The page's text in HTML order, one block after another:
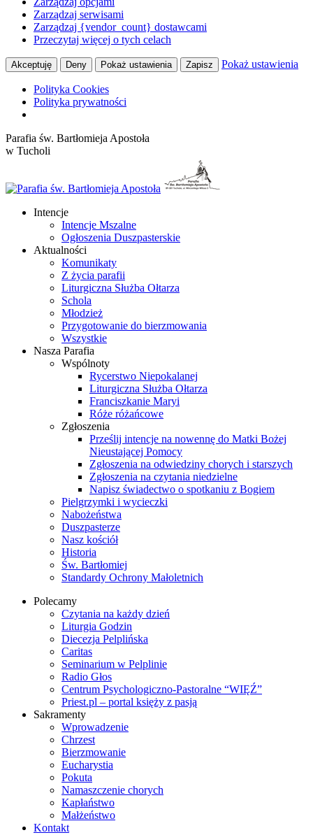
Zarządzaj serwisami
Zarządzaj {vendor_count} dostawcami
Przeczytaj więcej o tych celach
Akceptuję Deny Pokaż ustawienia Zapisz Pokaż ustawienia
Polityka Cookies
Polityka prywatności
Przewiń
do
Parafia św. Bartłomieja Apostoła
w Tucholi
Intencje
Intencje Mszalne
Ogłoszenia Duszpasterskie
Aktualności
Komunikaty
Z życia parafii
Liturgiczna Służba Ołtarza
Schola
Młodzież
Przygotowanie do bierzmowania
Wszystkie
Nasza Parafia
Wspólnoty
Rycerstwo Niepokalanej
Liturgiczna Służba Ołtarza
Franciszkanie Maryi
Róże różańcowe
Zgłoszenia
Prześlij intencje na nowennę do Matki Bożej
Nieustającej Pomocy
Zgłoszenia na odwiedziny chorych i starszych
Zgłoszenia na czytania niedzielne
Napisz świadectwo o spotkaniu z Bogiem
Pielgrzymki i wycieczki
Nabożeństwa
Duszpasterze
Nasz kościół
Historia
Św. Bartłomiej
Standardy Ochrony Małoletnich
Polecamy
Czytania na każdy dzień
Liturgia Godzin
Diecezja Pelplińska
Caritas
Seminarium w Pelplinie
Radio Głos
Centrum Psychologiczno-Pastoralne “WIĘŹ”
Priest.pl – portal księży z pasją
Sakramenty
Wprowadzenie
Chrzest
Bierzmowanie
Eucharystia
Pokuta
Namaszczenie chorych
Kapłaństwo
Małżeństwo
Kontakt